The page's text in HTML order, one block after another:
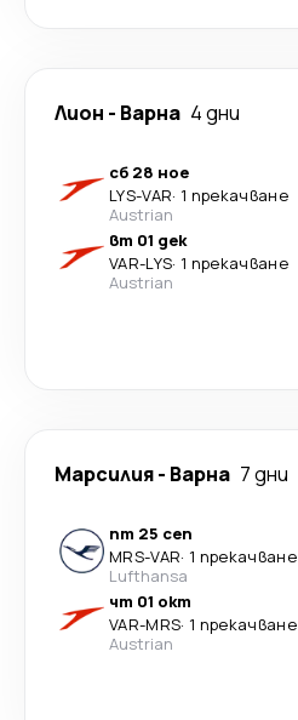
Лион - Варна 4 дни
сб 28 ное
LYS-VAR· 1 прекачване
Austrian
вт 01 дек
VAR-LYS· 1 прекачване
Austrian
Марсилия- Варна 7 дни
пт 25 сеп
MRS-VAR· 1 прекачване
Lufthansa
чт 01 окт
VAR-MRS· 1 прекачване
Austrian